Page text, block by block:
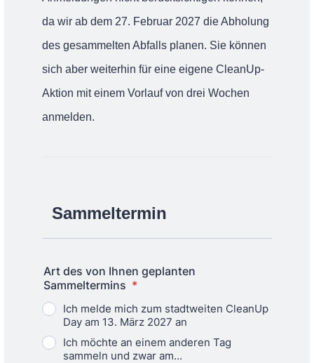
da wir ab dem 27. Februar 2027 die Abholung
des gesammelten Abfalls planen. Sie können
sich aber weiterhin für eine eigene CleanUp-
Aktion mit einem Vorlauf von drei Wochen
anmelden.
Sammeltermin
Art des von Ihnen geplanten
Sammeltermins *
Ich melde mich zum stadtweiten CleanUp
Day am 13. März 2027 an
Ich möchte an einem anderen Tag
sammeln und zwar am...